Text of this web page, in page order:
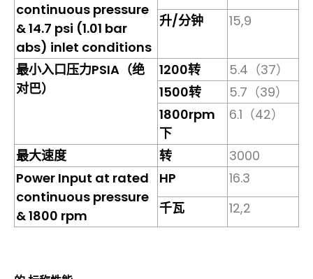
continuous pressure
& 14.7 psi (1.01 bar
abs) inlet conditions
升/分钟 15,9
最小入口压力PSIA（绝
对巴）
1200转
5.4（37）
1500转
5.7（39）
1800rpm
下
6.1（42）
最大速度 转
3000
Power Input at rated
continuous pressure
& 1800 rpm
HP
16.3
千瓦
12,2